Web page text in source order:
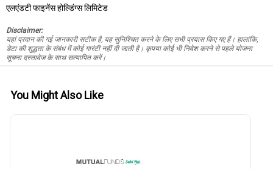
एलएंडटी फाइनेंस होल्डिंग्स लिमिटेड
Disclaimer:
यहां प्रदान की गई जानकारी सटीक है, यह सुनिश्चित करने के लिए सभी प्रयास किए गए हैं। हालांकि,
डेटा की शुद्धता के संबंध में कोई गारंटी नहीं दी जाती है। कृपया कोई भी निवेश करने से पहले योजना
सूचना दस्तावेज के साथ सत्यापित करें।
You Might Also Like